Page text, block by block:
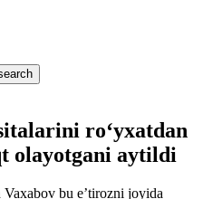
ro‘yxatdan
olayotgani aytildi
bu e’tirozni joyida